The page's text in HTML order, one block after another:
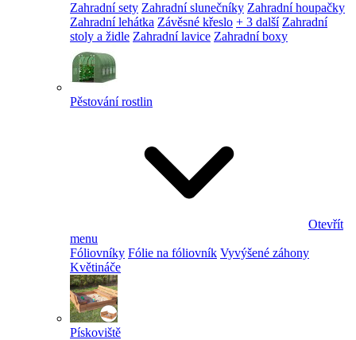
Zahradní sety Zahradní slunečníky Zahradní houpačky
Zahradní lehátka Závěsné křeslo + 3 další Zahradní
stoly a židle Zahradní lavice Zahradní boxy
Pěstování rostlin
Otevřít
menu
Fóliovníky Fólie na fóliovník Vyvýšené záhony
Květináče
Pískoviště